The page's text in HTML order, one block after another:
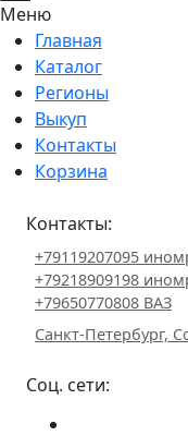
Меню
Главная
Каталог
Регионы
Выкуп
Контакты
Корзина
Контакты:
+79119207095
+79218909198
+79650770808 ВАЗ
Санкт-Петербург,
Соц. сети: